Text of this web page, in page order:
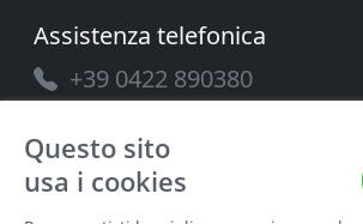
Assistenza telefonica
+39 0422 890380
Questo sito
usa i cookies